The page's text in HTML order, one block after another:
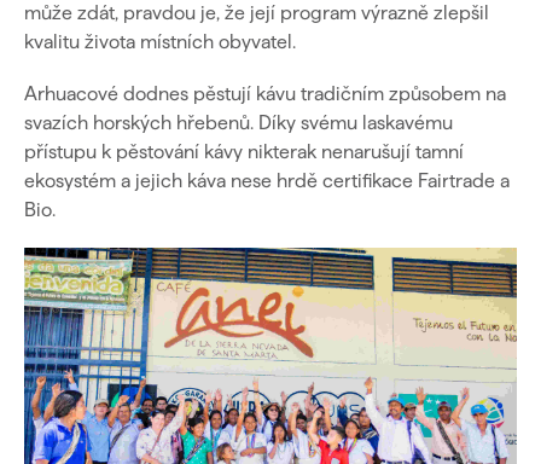
může zdát, pravdou je, že její program výrazně zlepšil
kvalitu života místních obyvatel.
Arhuacové dodnes pěstují kávu tradičním způsobem na
svazích horských hřebenů. Díky svému laskavému
přístupu k pěstování kávy nikterak nenarušují tamní
ekosystém a jejich káva nese hrdě certifikace Fairtrade a
Bio.